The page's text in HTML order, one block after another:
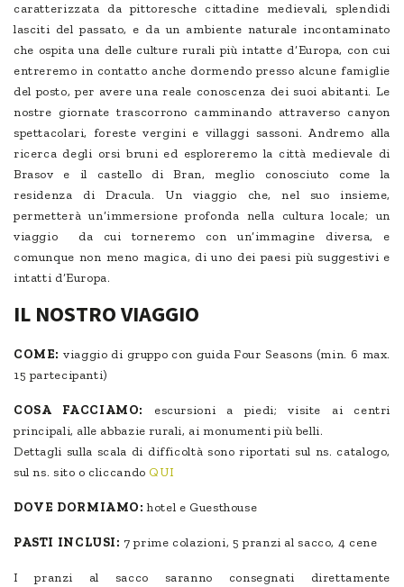
caratterizzata da pittoresche cittadine medievali, splendidi
lasciti del passato, e da un ambiente naturale incontaminato
che ospita una delle culture rurali più intatte d’Europa, con cui
entreremo in contatto anche dormendo presso alcune famiglie
del posto, per avere una reale conoscenza dei suoi abitanti. Le
nostre giornate trascorrono camminando attraverso canyon
spettacolari, foreste vergini e villaggi sassoni. Andremo alla
ricerca degli orsi bruni ed esploreremo la città medievale di
Brasov e il castello di Bran, meglio conosciuto come la
residenza di Dracula. Un viaggio che, nel suo insieme,
permetterà un’immersione profonda nella cultura locale; un
viaggio da cui torneremo con un’immagine diversa, e
comunque non meno magica, di uno dei paesi più suggestivi e
intatti d’Europa.
IL NOSTRO VIAGGIO
COME: viaggio di gruppo con guida Four Seasons (min. 6 max.
15 partecipanti)
COSA FACCIAMO:
escursioni a piedi; visite ai centri
principali, alle abbazie rurali, ai monumenti più belli.
Dettagli sulla scala di difficoltà sono riportati sul ns. catalogo,
sul ns. sito o cliccando QUI
DOVE DORMIAMO: hotel e Guesthouse
PASTI INCLUSI: 7 prime colazioni, 5 pranzi al sacco, 4 cene
I pranzi al sacco saranno consegnati direttamente